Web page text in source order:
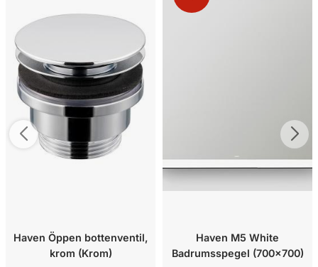
Haven Öppen bottenventil,
krom (Krom)
Haven M5 White
Badrumsspegel (700x700)